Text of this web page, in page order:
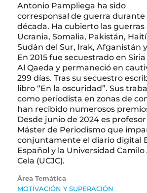
Antonio Pampliega ha sido
corresponsal de guerra durante
década. Ha cubierto las guerras
Ucrania, Somalia, Pakistán,
Sudán del Sur, Irak, Afganistán
En 2015 fue secuestrado en
Al Qaeda y permaneció en
299 días. Tras su secuestro
libro “En la oscuridad”. Sus
como periodista en zonas de
han recibido numerosos
Desde junio de 2024 es
Máster de Periodismo que
conjuntamente el diario digital
Español y la Universidad Camilo
Cela (UCJC).
Área Temática
MOTIVACIÓN Y SUPERACIÓN